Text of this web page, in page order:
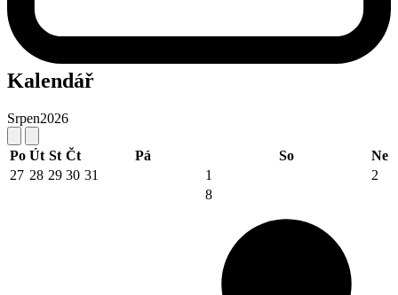
Kalendář
Srpen2026
Po Út St Čt Pá So
Ne
27 28 29 30 31 1 2
8